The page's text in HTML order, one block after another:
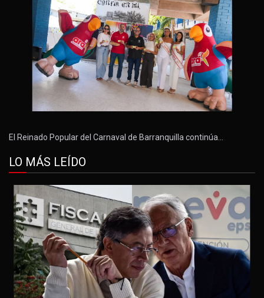
El Reinado Popular del Carnaval de Barranquilla continúa…
LO MÁS LEÍDO